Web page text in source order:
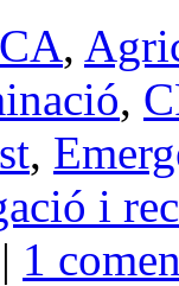
,
,
,
i
| 1